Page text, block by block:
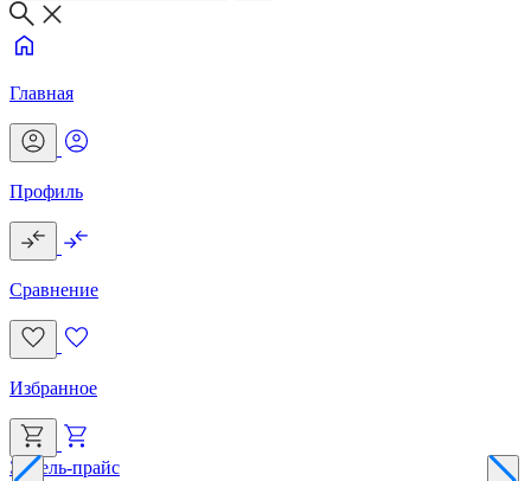
Главная
Профиль
Сравнение
Избранное
Эксель-прайс